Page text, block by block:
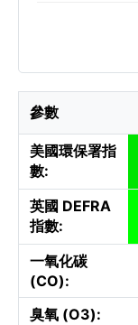
參數
美國環保署指
數:
英國 DEFRA
指數:
一氧化碳
(CO):
臭氧 (O3):